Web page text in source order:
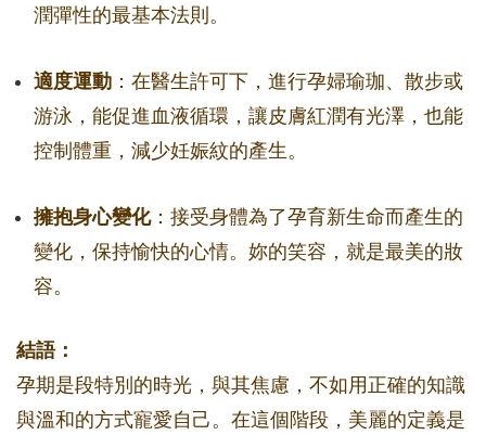
潤彈性的最基本法則。
適度運動 ：在醫生許可下，進行孕婦瑜珈、散步或
游泳，能促進血液循環，讓皮膚紅潤有光澤，也能
控制體重，減少妊娠紋的產生。
擁抱身心變化：接受身體為了孕育新生命而產生的
變化，保持愉快的心情。妳的笑容，就是最美的妝
容。
結語：
孕期是段特別的時光，與其焦慮，不如用正確的知識
與溫和的方式寵愛自己。在這個階段，美麗的定義是